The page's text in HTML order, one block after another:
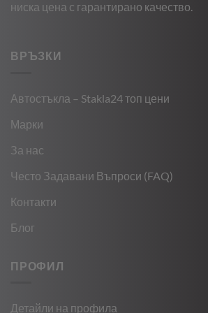
ниска цена с гарантирано качество.
ВРЪЗКИ
Автостъкла – Stakla24 топ цени
Марки
За нас
Често Задавани Въпроси (FAQ)
Контакти
Блог
ПРОФИЛ
Детайли на профила